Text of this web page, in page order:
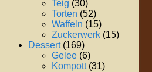
Teig (30)
Torten (52)
Waffeln (15)
Zuckerwerk (15)
Dessert(169)
Gelee (6)
Kompott(31)